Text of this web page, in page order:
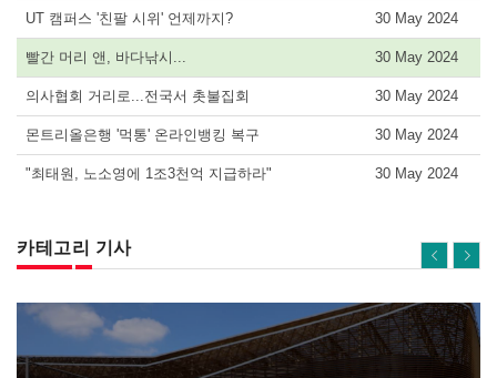
UT 캠퍼스 '친팔 시위' 언제까지? 30 May 2024
빨간 머리 앤, 바다낚시... 30 May 2024
의사협회 거리로...전국서 촛불집회 30 May 2024
몬트리올은행 '먹통' 온라인뱅킹 복구 30 May 2024
"최태원, 노소영에 1조3천억 지급하라" 30 May 2024
카테고리 기사